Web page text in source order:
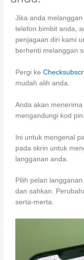
Jika anda
telefon bimbit anda,
penjagaan diri kami
berhenti melanggan
Pergi ke
mudah alih anda.
Anda akan
mengandungi kod pin.
Ini untuk mengenal
pada skrin untuk
langganan anda.
Pilih pelan
dan sahkan.
serta-merta.